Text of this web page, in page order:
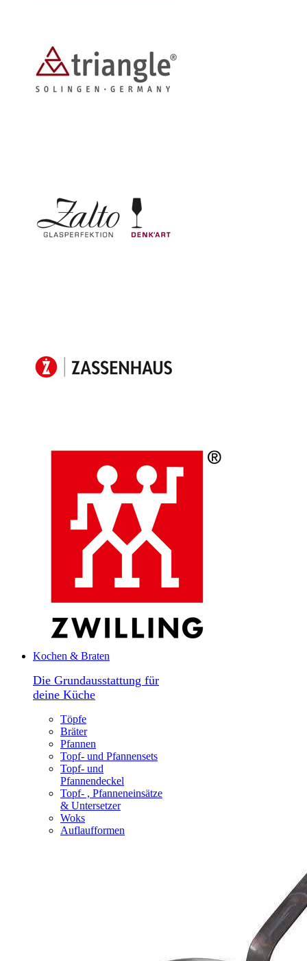
Kochen & Braten
Die Grundausstattung für
deine Küche
Töpfe
Bräter
Pfannen
Topf- und Pfannensets
Topf- und
Pfannendeckel
Topf- , Pfanneneinsätze
& Untersetzer
Woks
Auflaufformen